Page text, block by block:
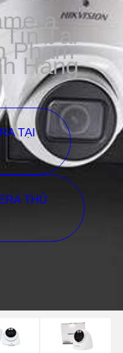
Tại
Phẩm
Hãng
TẠI
THỦ